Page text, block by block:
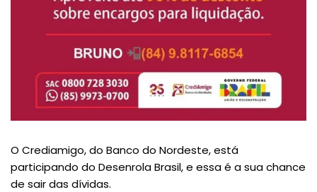
O Crediamigo, do Banco do Nordeste, está
participando do Desenrola Brasil, e essa é a sua chance
de sair das dívidas.